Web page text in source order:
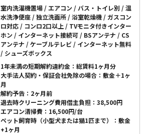
室内洗濯機置場 / エアコン / バス・トイレ別 / 温
水洗浄便座 / 独立洗面所 / 浴室乾燥機 / ガスコン
ロ対応 / コンロ2口以上 / TVモニタ付きインター
ホン / インターネット接続可 / BSアンテナ / CS
アンテナ / ケーブルテレビ / インターネット無料
/ シューズボックス
1年未満の短期解約違約金：総賃料1ヶ月分
大手法人契約・保証会社免除の場合：敷金＋1ヶ
月
解約予告：2ヶ月前
退去時クリーニング費用借主負担：38,500円
エアコン清掃費：16,500円/台
ペット飼育時（小型犬または猫1匹まで）：敷金
+1ヶ月